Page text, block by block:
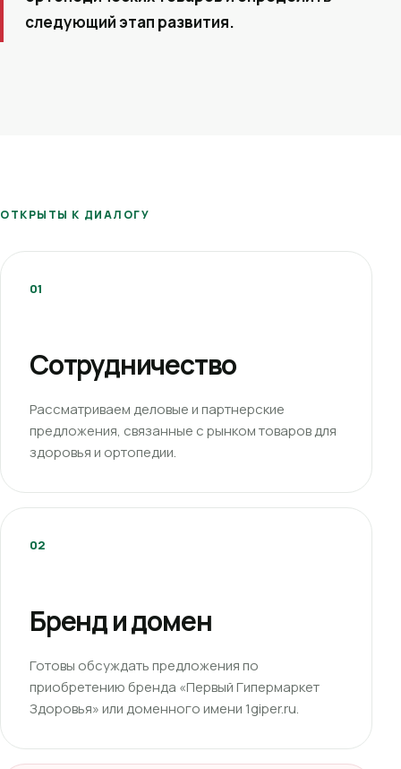
следующий этап развития.
ОТКРЫТЫ К ДИАЛОГУ
01
Сотрудничество
Рассматриваем деловые и партнерские
предложения, связанные с рынком товаров для
здоровья и ортопедии.
02
Бренд и домен
Готовы обсуждать предложения по
приобретению бренда «Первый Гипермаркет
Здоровья» или доменного имени 1giper.ru.